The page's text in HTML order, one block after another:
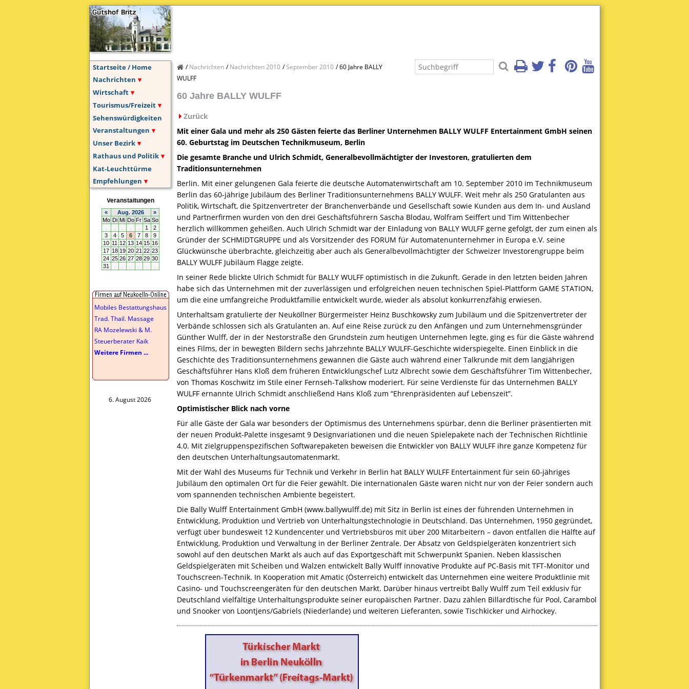
Startseite / Home
Nachrichten
Wirtschaft
Tourismus/Freizeit
Sehenswürdigkeiten
Veranstaltungen
Unser Bezirk
Rathaus und Politik
Kat-Leuchttürme
Empfehlungen
Mobiles Bestattungshaus
Trad. Thail. Massage
RA Mozelewski & M.
Steuerberater Kaik
Weitere Firmen ...
6. August 2026
Nachrichten Nachrichten 2010 September 2010
60 Jahre BALLY
WULFF
60 Jahre BALLY WULFF
Zurück
Mit einer Gala und mehr als 250 Gästen feierte das Berliner Unternehmen BALLY WULFF Entertainment GmbH seinen
60. Geburtstag im Deutschen Technikmuseum, Berlin
Die gesamte Branche und Ulrich Schmidt, Generalbevollmächtigter der Investoren, gratulierten dem
Traditionsunternehmen
Berlin. Mit einer gelungenen Gala feierte die deutsche Automatenwirtschaft am 10. September 2010 im Technikmuseum
Berlin das 60-jährige Jubiläum des Berliner Traditionsunternehmens BALLY WULFF. Weit mehr als 250 Gratulanten aus
Politik, Wirtschaft, die Spitzenvertreter der Branchenverbände und Gesellschaft sowie Kunden aus dem In- und Ausland
und Partnerfirmen wurden von den drei Geschäftsführern Sascha Blodau, Wolfram Seiffert und Tim Wittenbecher
herzlich willkommen geheißen. Auch Ulrich Schmidt war der Einladung von BALLY WULFFgerne gefolgt, der zum einen als
Gründer der SCHMIDTGRUPPE und als Vorsitzender des FORUM für Automatenunternehmer in Europa e.V. seine
Glückwünsche überbrachte, gleichzeitig aber auch als Generalbevollmächtigter der Schweizer Investorengruppe beim
BALLY WULFFJubiläum Flagge zeigte.
In seiner Rede blickte Ulrich Schmidt für BALLY WULFFoptimistisch in die Zukunft. Gerade in den letzten beiden Jahren
habe sich das Unternehmen mit der zuverlässigen und erfolgreichen neuen technischen Spiel-Plattform GAME STATION,
um die eine umfangreiche Produktfamilie entwickelt wurde, wieder als absolut konkurrenzfähig erwiesen.
Unterhaltsam gratulierte der Neuköllner Bürgermeister Heinz Buschkowsky zum Jubiläum und die Spitzenvertreter der
Verbände schlossen sich als Gratulanten an. Auf eine Reise zurück zu den Anfängen und zum Unternehmensgründer
Günther Wulff, der in der Nestorstraße den Grundstein zum heutigen Unternehmen legte, ging es für die Gäste während
eines Films, der in bewegten Bildern sechs Jahrzehnte BALLY WULFF-Geschichte widerspiegelte. Einen Einblick in die
Geschichte des Traditionsunternehmens gewannen die Gäste auch während einer Talkrunde mit dem langjährigen
Geschäftsführer Hans Kloß dem früheren Entwicklungschef Lutz Albrecht sowie dem Geschäftsführer Tim Wittenbecher,
von Thomas Koschwitz im Stile einer Fernseh-Talkshow moderiert. Für seine Verdienste für das Unternehmen BALLY
WULFFernannte Ulrich Schmidt anschließend Hans Kloß zum “Ehrenpräsidenten auf Lebenszeit”.
Optimistischer Blick nach vorne
Für alle Gäste der Gala war besonders der Optimismus des Unternehmens spürbar, denn die Berliner präsentierten mit
der neuen Produkt-Palette insgesamt 9 Designvariationen und die neuen Spielepakete nach der Technischen Richtlinie
4.0. Mit zielgruppenspezifischen Softwarepaketen beweisen die Entwickler von BALLY WULFFihre ganze Kompetenz für
den deutschen Unterhaltungsautomatenmarkt.
Mit der Wahl des Museums für Technik und Verkehr in Berlin hat BALLY WULFFEntertainment für sein 60-jähriges
Jubiläum den optimalen Ort für die Feier gewählt. Die internationalen Gäste waren nicht nur von der Feier sondern auch
vom spannenden technischen Ambiente begeistert.
Die Bally Wulff Entertainment GmbH (www.ballywulff.de) mit Sitz in Berlin ist eines der führenden Unternehmen in
Entwicklung, Produktion und Vertrieb von Unterhaltungstechnologie in Deutschland. Das Unternehmen, 1950 gegründet,
verfügt über bundesweit 12 Kundencenter und Vertriebsbüros mit über 200 Mitarbeitern – davon entfallen die Hälfte auf
Entwicklung, Produktion und Verwaltung in der Berliner Zentrale. Der Absatz von Geldspielgeräten konzentriert sich
sowohl auf den deutschen Markt als auch auf das Exportgeschäft mit Schwerpunkt Spanien. Neben klassischen
Geldspielgeräten mit Scheiben und Walzen entwickelt Bally Wulff innovative Produkte auf PC-Basis mit TFT-Monitor und
Touchscreen-Technik. In Kooperation mit Amatic (Österreich) entwickelt das Unternehmen eine weitere Produktlinie mit
Casino- und Touchscreengeräten für den deutschen Markt. Darüber hinaus vertreibt Bally Wulff zum Teil exklusiv für
Deutschland vielfältige Unterhaltungsprodukte seiner europäischen Partner. Dazu zählen Billardtische für Pool, Carambol
und Snooker von Loontjens/Gabriels (Niederlande) und weiteren Lieferanten, sowie Tischkicker und Airhockey.